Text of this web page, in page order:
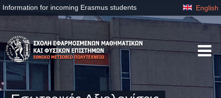
Information for incoming Erasmus students English